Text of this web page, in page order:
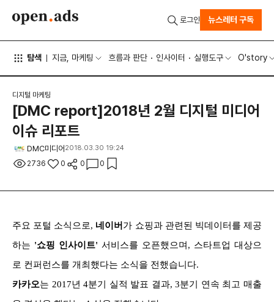
탐색 지금, 마케팅 흐름과 판단 인사이터 실행도구 O'story
로그인 뉴스레터 구독
디지털 마케팅
[DMC report]2018년 2월 디지털 미디어
이슈 리포트
DMC미디어 2018.03.30 19:24
2736 0 0 0
주요 포털 소식으로, 네이버가 쇼핑과 관련된 빅데이터를 제공
하는 '쇼핑 인사이트' 서비스를 오픈했으며, 스타트업 대상으
로 컨퍼런스를 개최했다는 소식을 전했습니다.
카카오는 2017년 4분기 실적 발표 결과, 3분기 연속 최고 매출